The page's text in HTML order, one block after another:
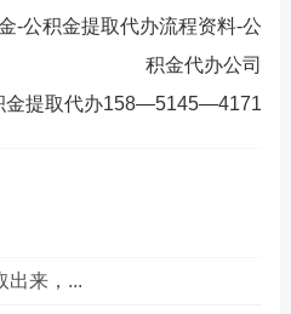
-公积金提取代办流程资料-公
积金代办公司
金提取代办158—5145—4171
出来，...